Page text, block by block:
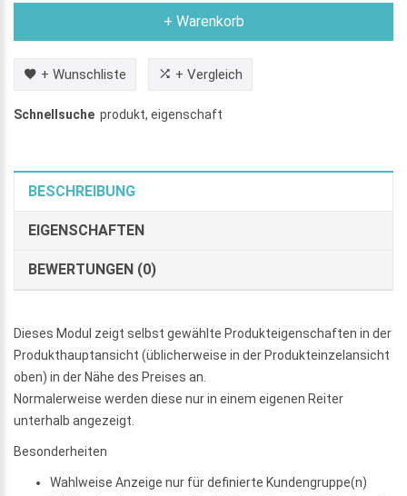
+ Warenkorb
+ Wunschliste + Vergleich
Schnellsuche produkt, eigenschaft
BESCHREIBUNG
EIGENSCHAFTEN
BEWERTUNGEN (0)
Dieses Modul zeigt selbst gewählte Produkteigenschaften in der
Produkthauptansicht (üblicherweise in der Produkteinzelansicht
oben) in der Nähe des Preises an.
Normalerweise werden diese nur in einem eigenen Reiter
unterhalb angezeigt.
Besonderheiten
Wahlweise Anzeige nur für definierte Kundengruppe(n)